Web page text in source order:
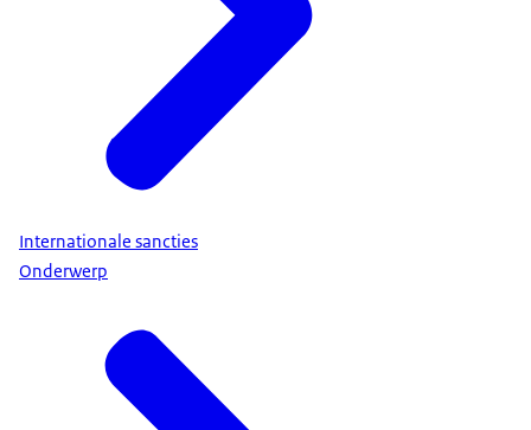
Internationale sancties
Onderwerp